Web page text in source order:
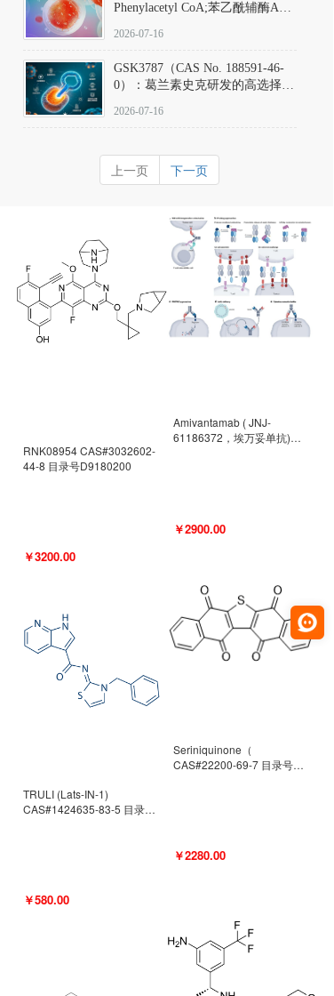
Phenylacetyl CoA;苯乙酰辅酶A
2026-07-16
GSK3787（CAS No. 188591-46-
0）：葛兰素史克研发的高选择
抗剂，被广泛视为研究PPARδ核
靶点药理机制的金标准化学探
针。
2026-07-16
上一页 下一页
RNK08954 CAS#3032602-
44-8 目录号D9180200
￥3200.00
TRULI (Lats-IN-1)
CAS#1424635-83-5 目录号
￥580.00
Amivantamab ( JNJ-
61186372，埃万妥单抗)
￥2900.00
Seriniquinone（
CAS#22200-69-7 目录号
￥2280.00